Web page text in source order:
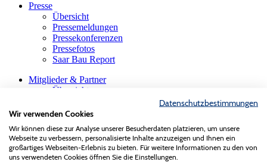
Presse
Übersicht
Pressemeldungen
Pressekonferenzen
Pressefotos
Saar Bau Report
Mitglieder & Partner
Übersicht
Die saarländische Bauindustrie
Gastmitglieder
VBS-Verband der Baustoffindustrie
Landesgütegemeinschaft
Datenschutzbestimmungen
Wir verwenden Cookies
Wir können diese zur Analyse unserer Besucherdaten platzieren, um unsere
Webseite zu verbessern, personalisierte Inhalte anzuzeigen und Ihnen ein
großartiges Webseiten-Erlebnis zu bieten. Für weitere Informationen zu den von
uns verwendeten Cookies öffnen Sie die Einstellungen.